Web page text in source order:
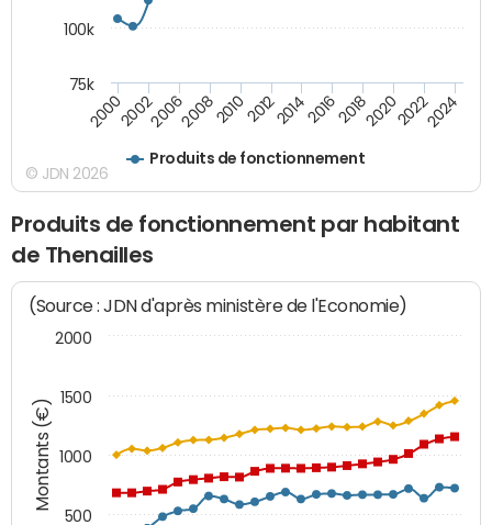
Produits de fonctionnement
200020022006200820102012201420162018202020222024
100k
75k
© JDN 2026
Produits de fonctionnement par habitant
de Thenailles
Montants (€)
(Source : JDN d'après ministère de l'Economie)
500
1000
1500
2000